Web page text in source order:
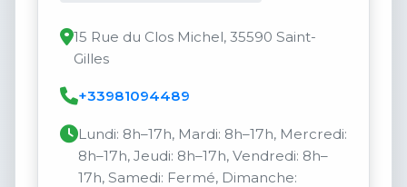
15 Rue du Clos Michel, 35590 Saint-
Gilles
+33981094489
Lundi: 8h–17h, Mardi: 8h–17h, Mercredi:
8h–17h, Jeudi: 8h–17h, Vendredi: 8h–
17h, Samedi: Fermé, Dimanche: